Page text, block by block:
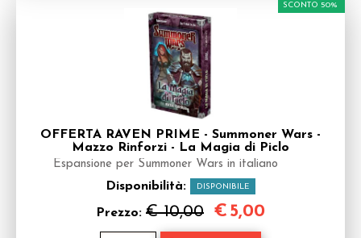
OFFERTA RAVEN PRIME - Summoner Wars -
Mazzo Rinforzi - La Magia di Piclo
Espansione per Summoner Wars in italiano
Disponibilità: DISPONIBILE
Prezzo: € 10,00
SCONTO 50%
€ 5,00